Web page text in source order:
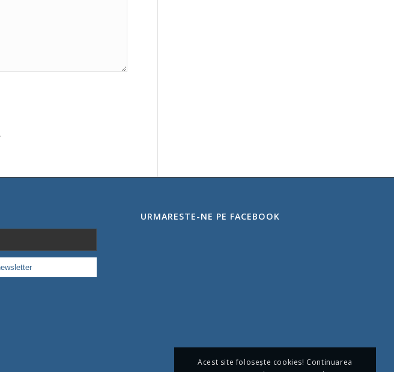
.
URMARESTE-NE PE FACEBOOK
Acest site foloseşte cookies! Continuarea